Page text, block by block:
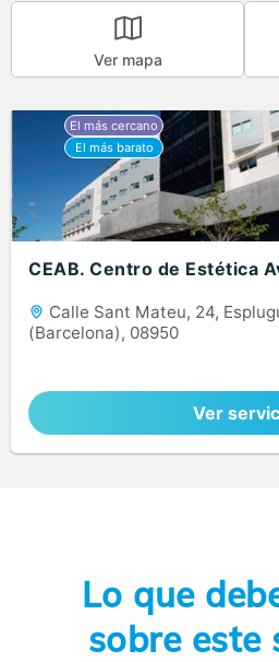
Ver mapa
CEAB. Centro de Estética
Calle Sant Mateu, 24,
(Barcelona), 08950
Ver
Lo que
sobre este